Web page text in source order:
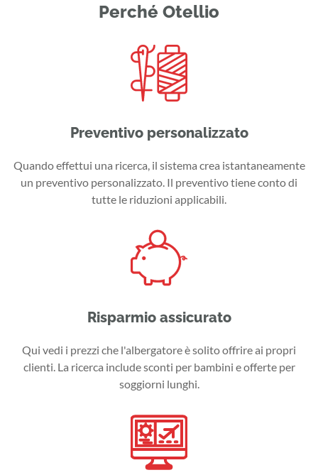
Perché Otellio
Preventivo personalizzato
Quando effettui una ricerca, il sistema crea istantaneamente
un preventivo personalizzato. Il preventivo tiene conto di
tutte le riduzioni applicabili.
Risparmio assicurato
Qui vedi i prezzi che l'albergatore è solito offrire ai propri
clienti. La ricerca include sconti per bambini e offerte per
soggiorni lunghi.